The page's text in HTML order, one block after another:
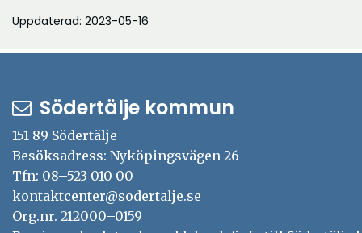
Uppdaterad: 2023-05-16
Södertälje kommun
151 89 Södertälje
Besöksadress: Nyköpingsvägen 26
Tfn: 08–523 010 00
kontaktcenter@sodertalje.se
Org.nr. 212000–0159